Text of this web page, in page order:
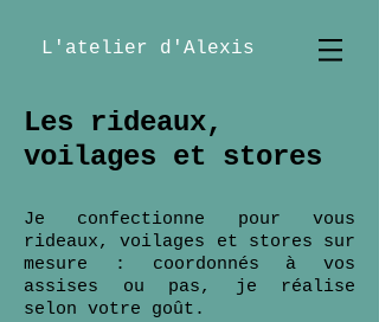
L'atelier d'Alexis
Les rideaux,
voilages et stores
Je confectionne pour vous
rideaux, voilages et stores sur
mesure : coordonnés à vos
assises ou pas, je réalise
selon votre goût.